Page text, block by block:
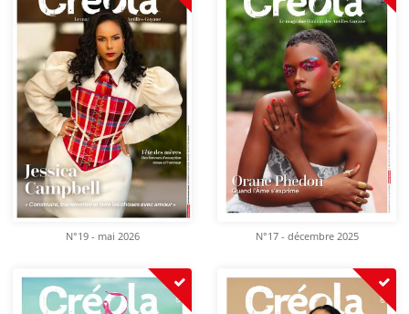
N°19 - mai 2026 N°17 - décembre 2025